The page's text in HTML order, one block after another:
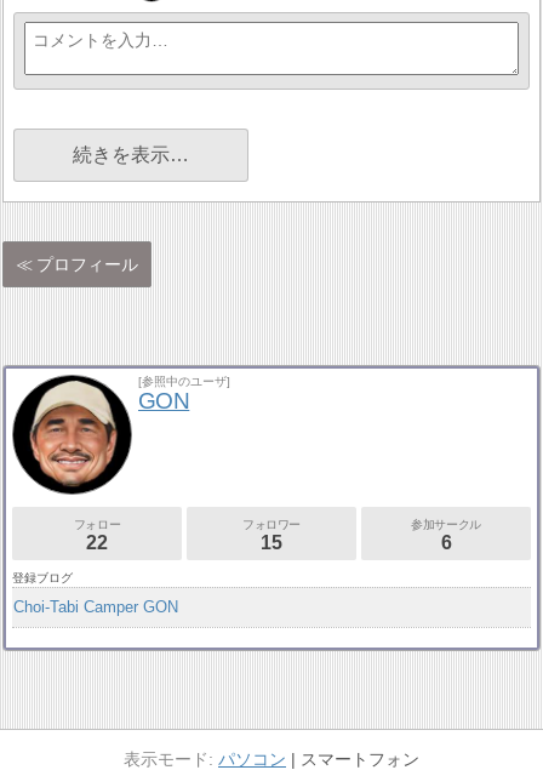
続きを表示…
プロフィール
[参照中のユーザ]
GON
フォロー
22
フォロワー
15
参加サークル
6
登録ブログ
Choi-Tabi Camper GON
パソコン スマートフォン